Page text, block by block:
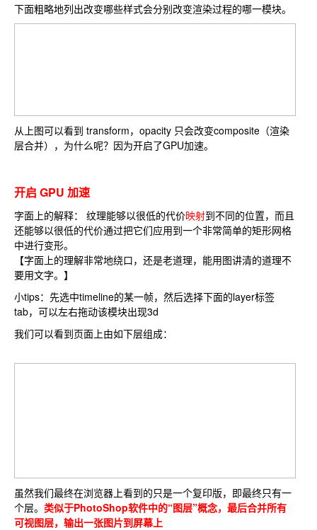
下面粗略地列出改变哪些样式会分别改变渲染过程的哪一模块。
从上图可以看到 transform，opacity 只会改变composite（渲染
层合并），为什么呢？因为开启了GPU加速。
开启 GPU 加速
字面上的解释： 纹理能够以很低的代价映射到不同的位置，而且
还能够以很低的代价通过把它们应用到一个非常简单的矩形网格
中进行变形。
【字面上的理解非常地绕口，还是老道理，能用图讲清的道理不
要用文字。】
小tips：先选中timeline的某一帧，然后选择下面的layer标签
tab，可以左右拖动该模块出现3d
我们可以看到页面上由如下层组成：
虽然我们最终在浏览器上看到的只是一个复印版，即最终只有一
个层。 类似于PhotoShop软件中的“图层”概念，最后合并所有
可视图层，输出一张图片到屏幕上